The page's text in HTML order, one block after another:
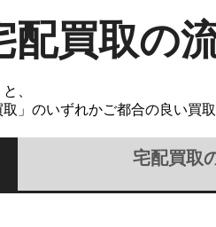
配買取の
、
」のいずれかご都合の良い買
宅配買取